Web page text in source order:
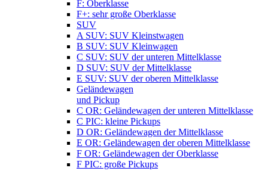
F: Oberklasse
F+: sehr große Oberklasse
SUV
A SUV: SUV Kleinstwagen
B SUV: SUV Kleinwagen
C SUV: SUV der unteren Mittelklasse
D SUV: SUV der Mittelklasse
E SUV: SUV der oberen Mittelklasse
Geländewagen
und Pickup
C OR: Geländewagen der unteren Mittelklasse
C PIC: kleine Pickups
D OR: Geländewagen der Mittelklasse
E OR: Geländewagen der oberen Mittelklasse
F OR: Geländewagen der Oberklasse
F PIC: große Pickups